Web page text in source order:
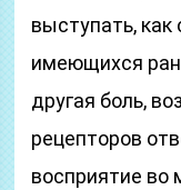
выступать,
имеющихся
другая боль,
рецепторов
восприятие во